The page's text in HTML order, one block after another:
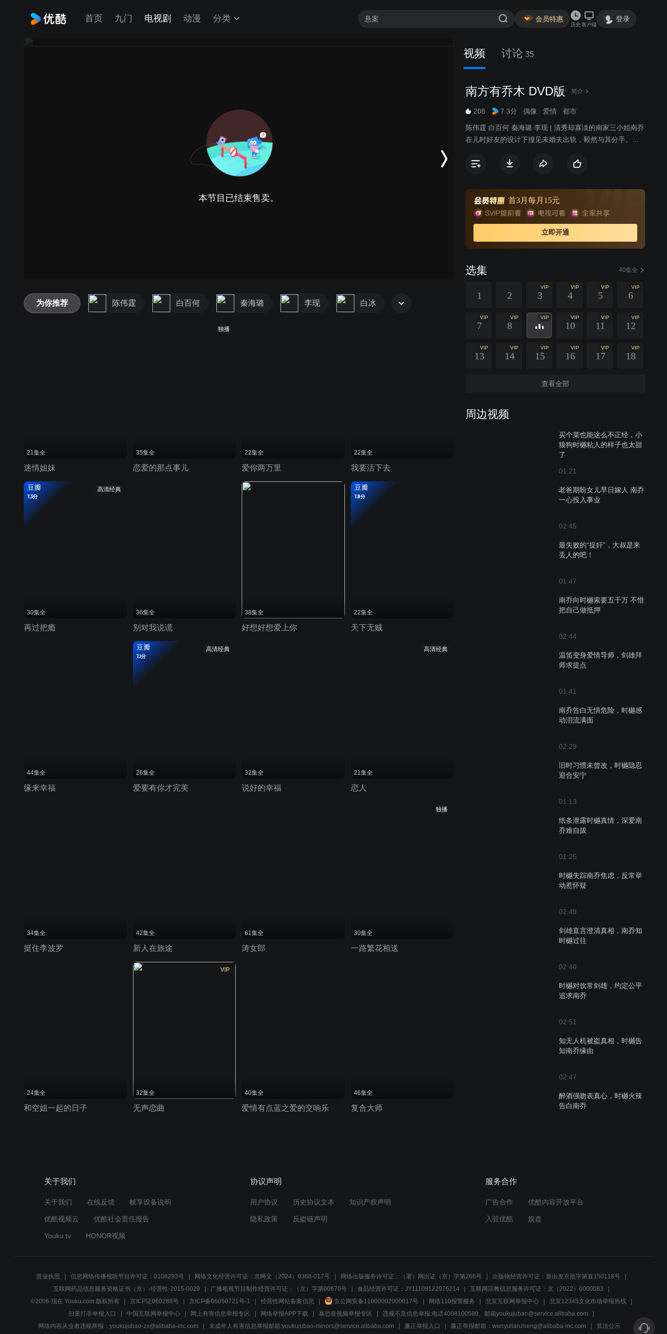
首页 九门 电视剧 动漫 分类 会员特惠
历史 客户端
登录
本节目已结束售卖。
视频 讨论 35
南方有乔木 DVD版 简介
208 7.3分 偶像 爱情 都市
陈伟霆 白百何 秦海璐 李现 | 清秀却寡淡的南家三小姐南乔
在儿时好友的设计下撞见未婚夫出轨，毅然与其分手。为
人，却误打误撞与高大冷峻的酒吧老板时樾相识，时樾意
段往事，不想自己却无可救药的爱上了南乔。当年事件的
另一主角常剑雄与已成为自己情敌的时樾重逢，心中既不
甘又愧疚，前尘往事与眼下的情感纠葛让两人之间的战火
一触即发。威严专断的南父坚决反对南乔与时樾的感情，
南乔也渐渐得知在被时樾尘封的过往中还有一位对他影响
乔与时樾始终并肩而立，紧紧相依，拼尽全力保护着他们
首3月每月15元
立即开通
选集 40集全
1 2
VIP
3
VIP
4
VIP
5
VIP
6
VIP
7
VIP
8
VIP VIP
10
VIP
11
VIP
12
VIP
13
VIP
14
VIP
15
VIP
16
VIP
17
VIP
18
查看全部
周边视频
买个菜也能这么不正经，小
狼狗时樾粘人的样子也太甜
了
01:21
老爸期盼女儿早日嫁人 南乔
一心投入事业
02:45
最失败的“捉奸”，大叔是来
丢人的吧！
01:47
南乔向时樾索要五千万 不惜
把自己做抵押
02:44
温笛变身爱情导师，剑雄拜
师求提点
01:41
南乔告白无惧危险，时樾感
动泪流满面
02:29
旧时习惯未曾改，时樾隐忍
迎合安宁
01:13
纸条泄露时樾真情，深爱南
乔难自拔
01:25
时樾失踪南乔焦虑，反常举
动惹怀疑
02:49
剑雄直言澄清真相，南乔知
时樾过往
02:40
时樾对饮常剑雄，约定公平
追求南乔
02:51
知无人机被盗真相，时樾告
知南乔缘由
02:47
醉酒强吻表真心，时樾火辣
告白南乔
时樾主动报备行程，南乔信
02:43
知晓时樾处境难，郝杰鼓励
对抗安宁
为你推荐 陈伟霆 白百何 秦海璐 李现 白冰
21集全
迷情姐妹
独播
35集全
恋爱的那点事儿
22集全
爱你两万里
22集全
我要活下去
高清经典
豆瓣
7.3分
30集全
再过把瘾
36集全
别对我说谎
38集全
好想好想爱上你
豆瓣
7.8分
22集全
天下无贼
44集全
缘来幸福
高清经典
豆瓣
7.1分
26集全
爱要有你才完美
32集全
说好的幸福
高清经典
21集全
恋人
34集全
挺住李波罗
42集全
新人在旅途
61集全
涛女郎
独播
30集全
一路繁花相送
24集全
和空姐一起的日子
VIP
32集全
无声恋曲
40集全
爱情有点蓝之爱的交响乐
46集全
复合大师
关于我们
关于我们 在线反馈 帧享设备说明
优酷视频云 优酷社会责任报告
Youku.tv HONOR视频
协议声明
用户协议 历史协议文本 知识产权声明
隐私政策 反盗链声明
服务合作
广告合作 优酷内容开放平台
入驻优酷 娱盘
营业执照 信息网络传播视听节目许可证：0108283号 网络文化经营许可证：京网文（2024）0368-017号 网络出版服务许可证：（署）网出证（京）字第266号
出版物经营许可证：新出发京批字第直150118号
互联网药品信息服务资格证书（京）-经营性-2015-0029
广播电视节目制作经营许可证：（京）字第00670号 食品经营许可证：JY11108122976214
互联网宗教信息服务许可证：京（2022）0000083
©2006-现在 Youku.com 版权所有
京ICP证060288号 京ICP备06050721号-1 经营性网站备案信息 京公网安备11000002000017号 网络110报警服务 北京互联网举报中心
北京12345文化市场举报热线
扫黄打非举报入口
中国互联网举报中心 网上有害信息举报专区 网络举报APP下载 暴恐音视频举报专区
违规不良信息举报:电话4008100580、邮箱youkujubao@service.alibaba.com
网络内容从业者违规举报：youkujubao-zx@alibaba-inc.com
未成年人有害信息举报邮箱:youkujubao-minors@service.alibaba.com 廉正举报入口 廉正举报邮箱：wenyulianzheng@alibaba-inc.com 算法公示